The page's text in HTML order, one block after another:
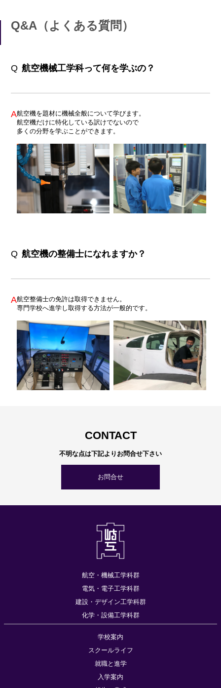
Q&A（よくある質問）
Q 航空機械工学科って何を学ぶの？
A航空機を題材に機械全般について学びます。
航空機だけに特化している訳けでないので
多くの分野を学ぶことができます。
Q 航空機の整備士になれますか？
A航空整備士の免許は取得できません。
専門学校へ進学し取得する方法が一般的です。
CONTACT
不明な点は下記よりお問合せ下さい
お問合せ
航空・機械工学科群
電気・電子工学科群
建設・デザイン工学科群
化学・設備工学科群
学校案内
スクールライフ
就職と進学
入学案内